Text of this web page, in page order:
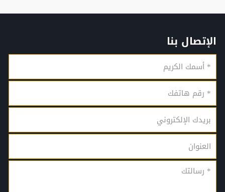
الإتصال بنا